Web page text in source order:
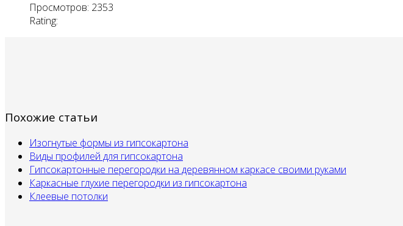
Просмотров: 2353
Rating:
Похожие статьи
Изогнутые формы из гипсокартона
Виды профилей для гипсокартона
Гипсокартонные перегородки на деревянном каркасе своими руками
Каркасные глухие перегородки из гипсокартона
Клеевые потолки